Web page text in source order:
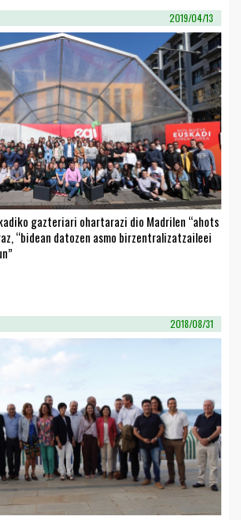
2019/04/13
gazteriari ohartarazi dio Madrilen “ahots
“bidean datozen asmo birzentralizatzaileei
2018/08/31